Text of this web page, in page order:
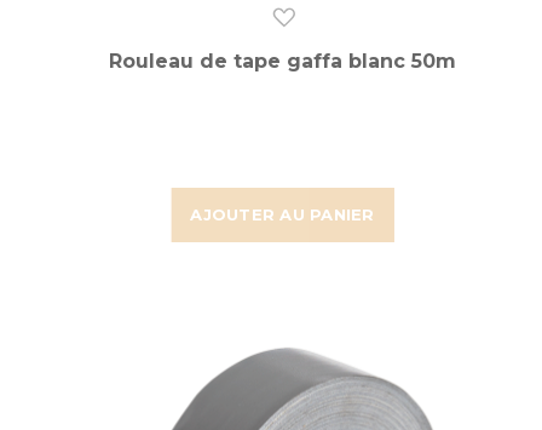
AJOUTER AU PANIER
Rouleau de tape gaffa blanc 50m